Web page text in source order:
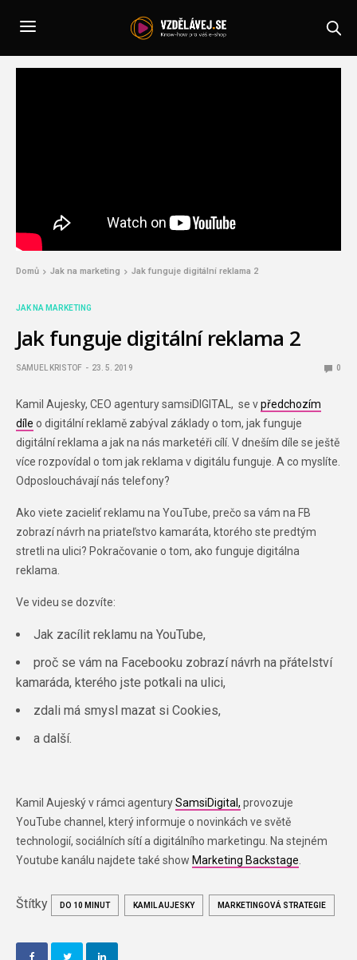
Domů Jak na marketing Jak funguje digitální reklama 2
JAK NA MARKETING
Jak funguje digitální reklama 2
SAMUEL KRISTOF 23. 5. 2019 0
Kamil Aujesky, CEO agentury samsiDIGITAL, se vpředchozím
díle o digitální reklamě zabýval základy o tom, jak funguje
digitální reklama a jak na nás marketéři cílí. V dneším díle se ještě
více rozpovídal o tom jak reklama v digitálu funguje. A co myslíte.
Odposlouchávají nás telefony?
Ako viete zacieliť reklamu na YouTube, prečo sa vám na FB
zobrazí návrh na priateľstvo kamaráta, ktorého ste predtým
stretli na ulici? Pokračovanie o tom, ako funguje digitálna
reklama.
Ve videu se dozvíte:
Jak zacílit reklamu na YouTube,
proč se vám na Facebooku zobrazí návrh na přátelství
kamaráda, kterého jste potkali na ulici,
zdali má smysl mazat si Cookies,
a další.
Kamil Aujeský v rámci agenturySamsiDigital, provozuje
YouTube channel, který informuje o novinkách ve světě
technologií, sociálních sítí a digitálního marketingu. Na stejném
Youtube kanálu najdete také show Marketing Backstage.
Štítky DO 10 MINUT KAMIL AUJESKY MARKETINGOVÁ STRATEGIE